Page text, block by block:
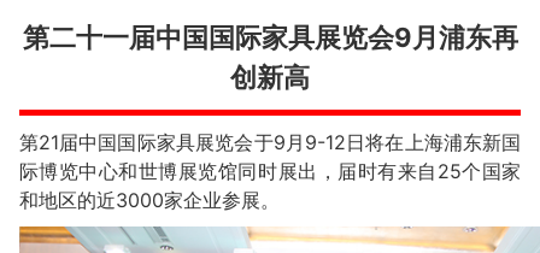
第二十一届中国国际家具展览会9月浦东再
创新高
第21届中国国际家具展览会于9月9-12日将在上海浦东新国
际博览中心和世博展览馆同时展出，届时有来自25个国家
和地区的近3000家企业参展。